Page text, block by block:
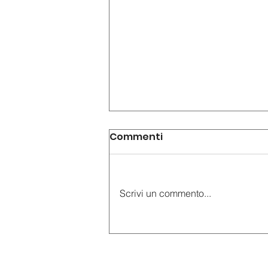
AudioGuide® sbarca a
Commenti
Scrivi un commento...